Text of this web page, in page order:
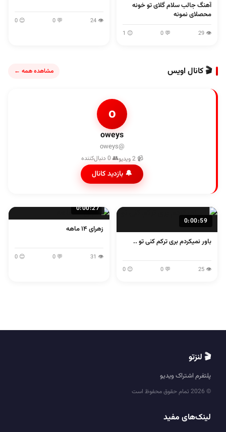
آهنگ جالب سلام گلای تو خونه
محصلای نمونه
👁 29
💬 0
😊 1
👁 24
💬 0
😊 0
🎬 کانال اویس مشاهده همه ←
o
oweys
@oweys
📹 2 ویدیو 👥 0 دنبال‌کننده
🔔 بازدید کانال
0:00:59
باور نمیکردم بری ترکم کنی تو ..
👁 25
💬 0
😊 0
0:00:27
زهرای ۱۴ ماهه
👁 31
💬 0
😊 0
🎬 لنزتو
پلتفرم اشتراک ویدیو
© 2026 تمام حقوق محفوظ است
لینک‌های مفید